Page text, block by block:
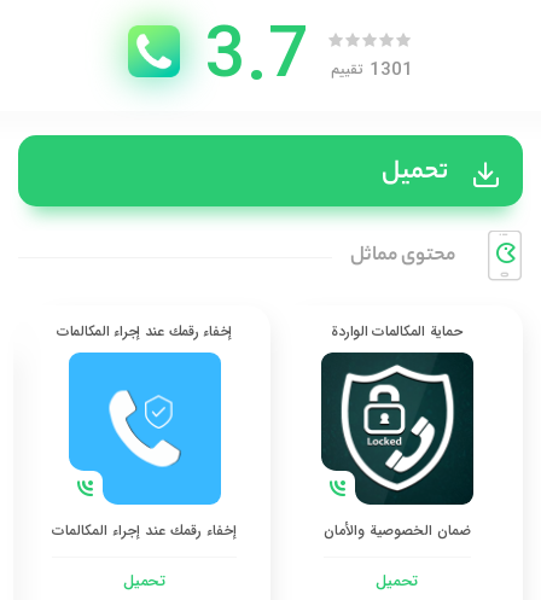
1301 تقييم 3.7
تحميل
محتوی مماثل
حماية المكالمات الواردة
ضمان الخصوصية والأمان
تحميل
إخفاء رقمك عند إجراء المكالمات
إخفاء رقمك عند إجراء المكالمات
تحميل